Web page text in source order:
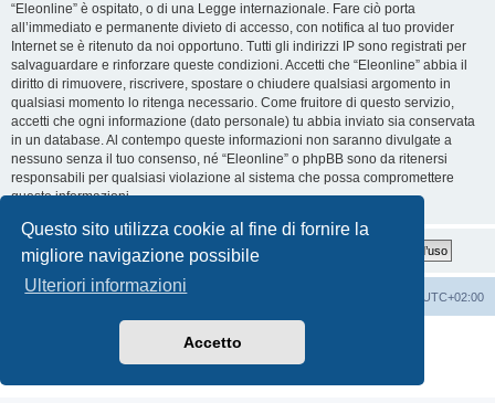
Questo sito utilizza cookie al fine di fornire la
migliore navigazione possibile
Ulteriori informazioni
Accetto
“Eleonline” è ospitato, o di una Legge internazionale. Fare ciò porta
all’immediato e permanente divieto di accesso, con notifica al tuo provider
Internet se è ritenuto da noi opportuno. Tutti gli indirizzi IP sono registrati per
salvaguardare e rinforzare queste condizioni. Accetti che “Eleonline” abbia il
diritto di rimuovere, riscrivere, spostare o chiudere qualsiasi argomento in
qualsiasi momento lo ritenga necessario. Come fruitore di questo servizio,
accetti che ogni informazione (dato personale) tu abbia inviato sia conservata
in un database. Al contempo queste informazioni non saranno divulgate a
nessuno senza il tuo consenso, né “Eleonline” o phpBB sono da ritenersi
responsabili per qualsiasi violazione al sistema che possa compromettere
queste informazioni.
Indice UTC+02:00
phpBB
® Forum Software © phpBB Limited